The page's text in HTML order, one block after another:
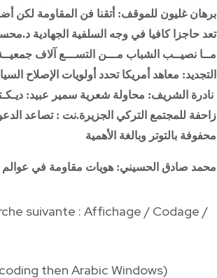
برهان غليون للموقف: أتقنا فن المقاومة لكن
تعد حاجزا كافيا في وجه السلفية الجهادية
مــا نصيــب الشباب مـــن التســـع آلاف
التجديد: معاهد أمريكا تحدد أولويات
نادرة الشريف: محاولة شعريةسمير عبيد:
زاحفة للمجتمع التركي الجزيرة.نت : تصاعد
محفوفة بالتوتر وبالغة الأهمية
محمد صادق الحسيني: هويات مقاومة في
suivante : Affichage / Codage /
then Arabic Windows(